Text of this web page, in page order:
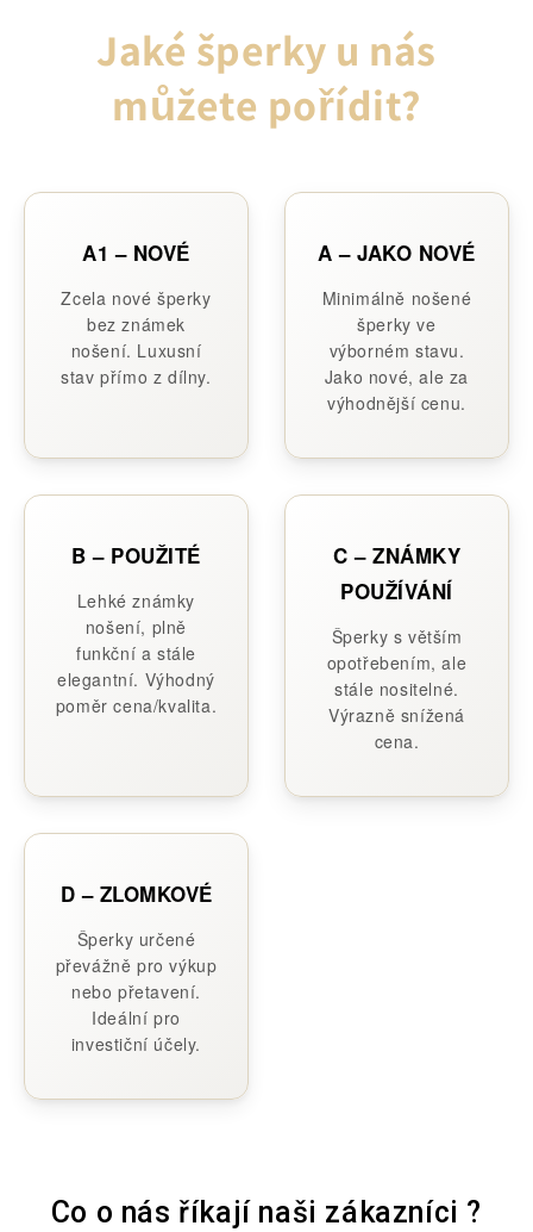
Jaké šperky u nás
můžete pořídit?
A1 – NOVÉ
Zcela nové šperky
bez známek
nošení. Luxusní
stav přímo z dílny.
A – JAKO NOVÉ
Minimálně nošené
šperky ve
výborném stavu.
Jako nové, ale za
výhodnější cenu.
B – POUŽITÉ
Lehké známky
nošení, plně
funkční a stále
elegantní. Výhodný
poměr cena/kvalita.
C – ZNÁMKY
POUŽÍVÁNÍ
Šperky s větším
opotřebením, ale
stále nositelné.
Výrazně snížená
cena.
D – ZLOMKOVÉ
Šperky určené
převážně pro výkup
nebo přetavení.
Ideální pro
investiční účely.
Co o nás říkají naši zákazníci ?